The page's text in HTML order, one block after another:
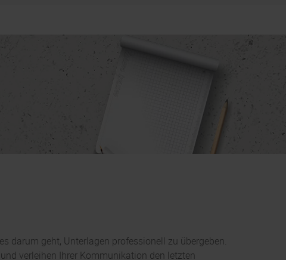
darum geht, Unterlagen professionell zu übergeben.
und verleihen Ihrer Kommunikation den letzten